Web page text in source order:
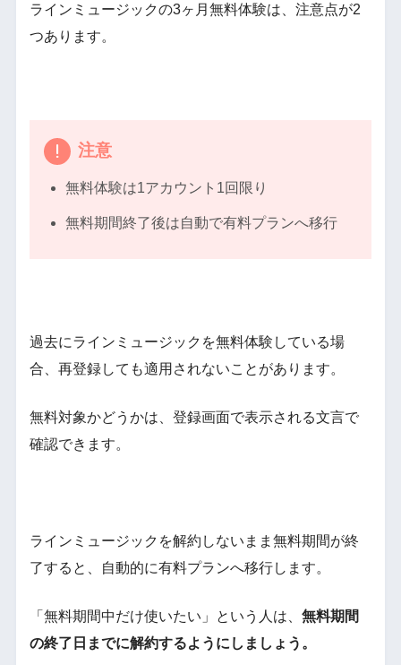
ラインミュージックの3ヶ月無料体験は、注意点が2
つあります。
注意
無料体験は1アカウント1回限り
無料期間終了後は自動で有料プランへ移行
過去にラインミュージックを無料体験している場
合、再登録しても適用されないことがあります。
無料対象かどうかは、登録画面で表示される文言で
確認できます。
ラインミュージックを解約しないまま無料期間が終
了すると、自動的に有料プランへ移行します。
「無料期間中だけ使いたい」という人は、 無料期間
の終了日までに解約するようにしましょう。